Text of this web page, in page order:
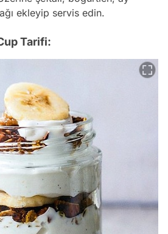
ekleyip servis edin.
Tarifi: